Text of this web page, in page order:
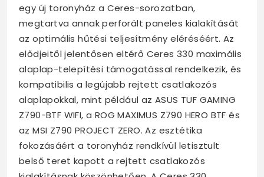
egy új toronyház a Ceres-sorozatban,
megtartva annak perforált paneles kialakítását
az optimális hűtési teljesítmény eléréséért. Az
elődjeitől jelentősen eltérő Ceres 330 maximális
alaplap-telepítési támogatással rendelkezik, és
kompatibilis a legújabb rejtett csatlakozós
alaplapokkal, mint például az ASUS TUF GAMING
Z790-BTF WIFI, a ROG MAXIMUS Z790 HERO BTF és
az MSI Z790 PROJECT ZERO. Az esztétika
fokozásáért a toronyház rendkívül letisztult
belső teret kapott a rejtett csatlakozós